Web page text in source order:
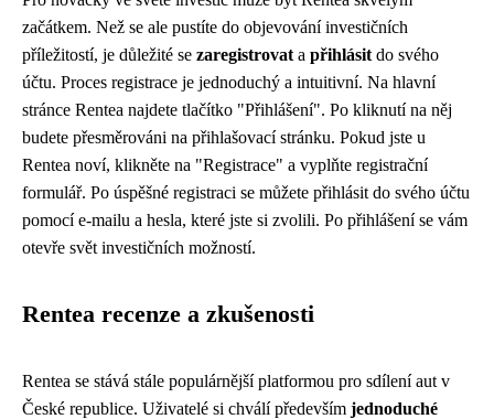
začátkem. Než se ale pustíte do objevování investičních
příležitostí, je důležité se zaregistrovat a přihlásit do svého
účtu. Proces registrace je jednoduchý a intuitivní. Na hlavní
stránce Rentea najdete tlačítko "Přihlášení". Po kliknutí na něj
budete přesměrováni na přihlašovací stránku. Pokud jste u
Rentea noví, klikněte na "Registrace" a vyplňte registrační
formulář. Po úspěšné registraci se můžete přihlásit do svého účtu
pomocí e-mailu a hesla, které jste si zvolili. Po přihlášení se vám
otevře svět investičních možností.
Rentea recenze a zkušenosti
Rentea se stává stále populárnější platformou pro sdílení aut v
České republice. Uživatelé si chválí především jednoduché